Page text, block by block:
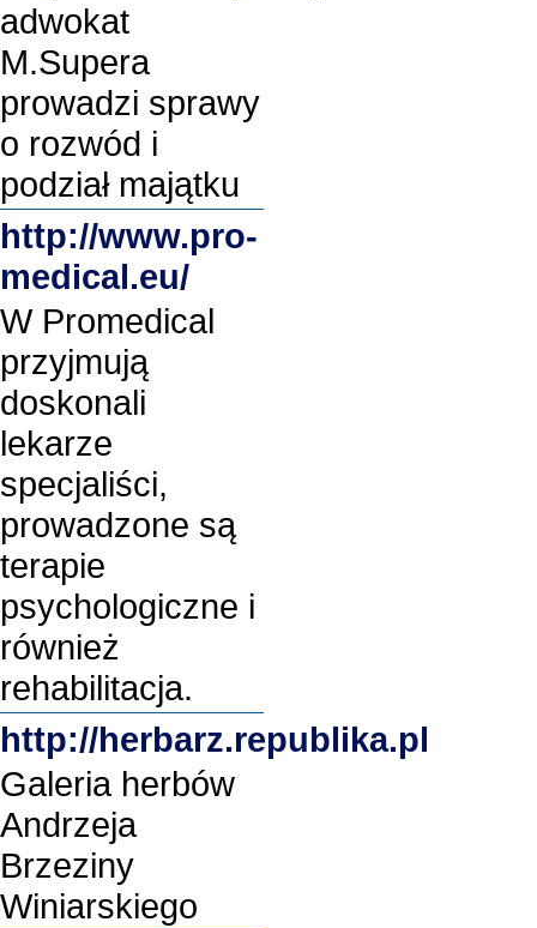
adwokat
M.Supera
prowadzi sprawy
o rozwód i
podział majątku
http://www.pro-
medical.eu/
W Promedical
przyjmują
doskonali
lekarze
specjaliści,
prowadzone są
terapie
psychologiczne i
również
rehabilitacja.
http://herbarz.republika.pl
Galeria herbów
Andrzeja
Brzeziny
Winiarskiego